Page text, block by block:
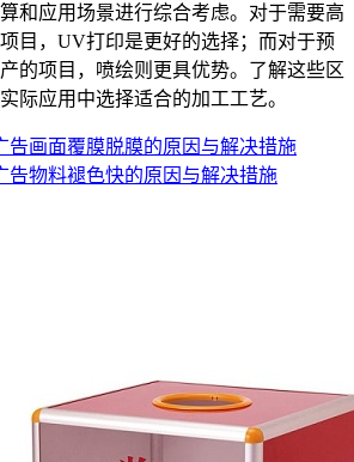
和应用场景进行综合考虑。对于需要高
目，UV打印是更好的选择；而对于预
的项目，喷绘则更具优势。了解这些区
际应用中选择适合的加工工艺。
告画面覆膜脱膜的原因与解决措施
告物料褪色快的原因与解决措施